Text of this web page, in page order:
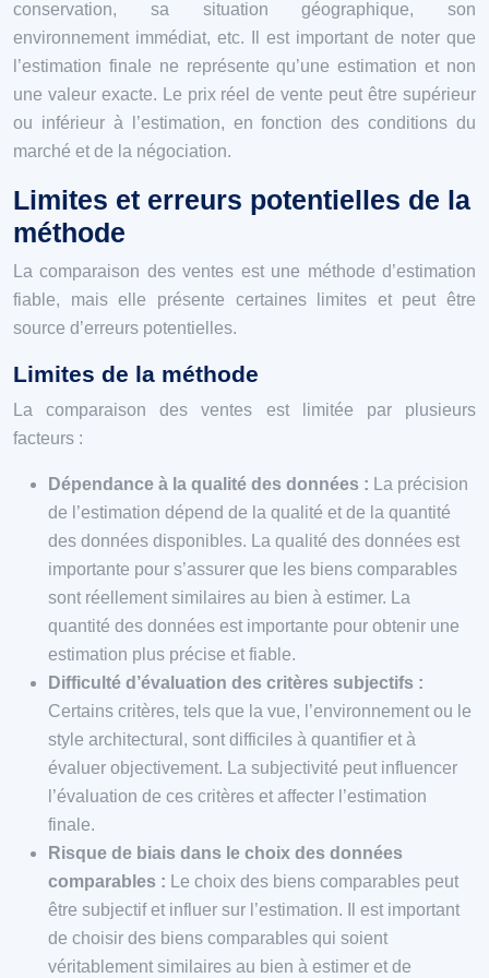
conservation, sa situation géographique, son
environnement immédiat, etc. Il est important de noter que
l’estimation finale ne représente qu’une estimation et non
une valeur exacte. Le prix réel de vente peut être supérieur
ou inférieur à l’estimation, en fonction des conditions du
marché et de la négociation.
Limites et erreurs potentielles de la
méthode
La comparaison des ventes est une méthode d’estimation
fiable, mais elle présente certaines limites et peut être
source d’erreurs potentielles.
Limites de la méthode
La comparaison des ventes est limitée par plusieurs
facteurs :
Dépendance à la qualité des données :
La précision
de l’estimation dépend de la qualité et de la quantité
des données disponibles. La qualité des données est
importante pour s’assurer que les biens comparables
sont réellement similaires au bien à estimer. La
quantité des données est importante pour obtenir une
estimation plus précise et fiable.
Difficulté d’évaluation des critères subjectifs :
Certains critères, tels que la vue, l’environnement ou le
style architectural, sont difficiles à quantifier et à
évaluer objectivement. La subjectivité peut influencer
l’évaluation de ces critères et affecter l’estimation
finale.
Risque de biais dans le choix des données
comparables :
Le choix des biens comparables peut
être subjectif et influer sur l’estimation. Il est important
de choisir des biens comparables qui soient
véritablement similaires au bien à estimer et de